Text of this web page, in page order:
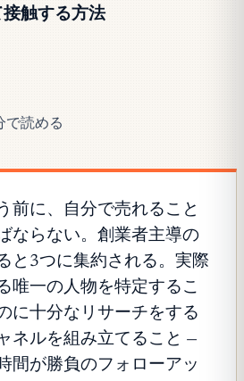
触する方法
読める
前に、自分で売れること
ならない。創業者主導の
と3つに集約される。実際
唯一の人物を特定するこ
に十分なリサーチをする
ネルを組み立てること —
間が勝負のフォローアッ